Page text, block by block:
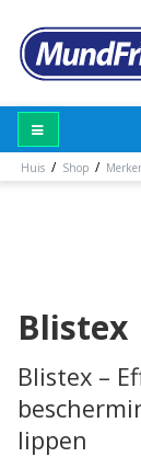
Huis / Shop /
Blistex
Blistex –
lippen